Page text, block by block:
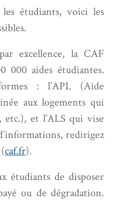
étudiants, voici les
excellence, la CAF
000 aides étudiantes.
: l’APL (Aide
aux logements qui
etc.), et l’ALS qui vise
redirigez
caf.fr).
étudiants de disposer
ou de dégradation.